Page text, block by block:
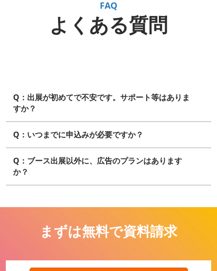
FAQ
よくある質問
Q：出展が初めてで不安です。サポート等はありま
すか？
Q：いつまでに申込みが必要ですか？
Q：ブース出展以外に、広告のプランはあります
か？
まずは無料で資料請求